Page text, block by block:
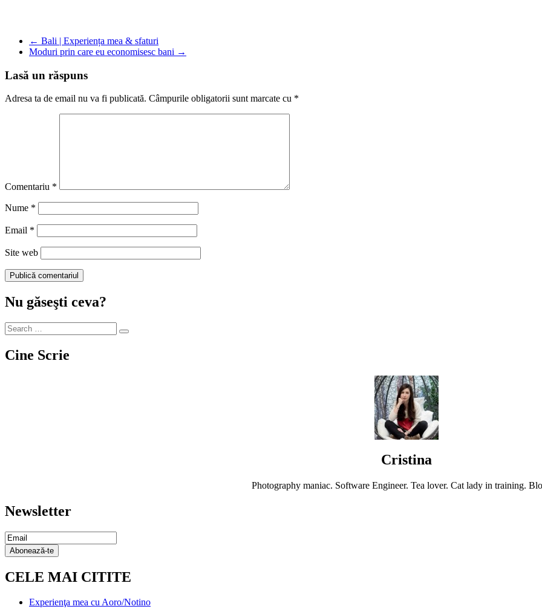
Partajează
← Bali | Experiența mea & sfaturi
Moduri prin care eu economisesc bani →
Lasă un răspuns
Adresa ta de email nu va fi publicată. Câmpurile obligatorii sunt marcate cu *
Comentariu *
Nume *
Email *
Site web
Nu găseşti ceva?
Cine Scrie
Cristina
Photography maniac. Software Engineer. Tea lover. Cat lady in training.
Newsletter
Email
Subscription
Abonează-te
CELE MAI CITITE
Experienţa mea cu Aoro/Notino